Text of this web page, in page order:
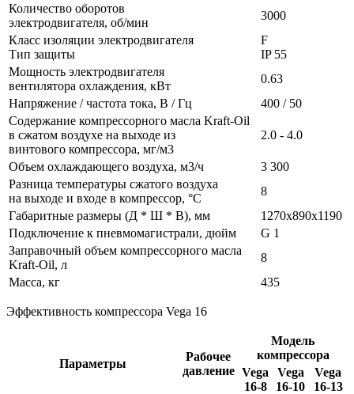
Количество оборотов
электродвигателя, об/мин
3000
Класс изоляции электродвигателя
Тип защиты
F
IP 55
Мощность электродвигателя
вентилятора охлаждения, кВт
0.63
Напряжение / частота тока, В / Гц
400 / 50
Содержание компрессорного масла Kraft-Oil
в сжатом воздухе на выходе из
винтового компрессора, мг/м3
2.0 - 4.0
Объем охлаждающего воздуха, м3/ч
3 300
Разница температуры сжатого воздуха
на выходе и входе в компрессор, °С
8
Габаритные размеры (Д * Ш * В), мм
1270x890x1190
Подключение к пневмомагистрали, дюйм
G 1
Заправочный объем компрессорного масла
Kraft-Oil, л
8
Масса, кг
435
Эффективность компрессора Vega 16
Параметры
Рабочее
давление
Модель
компрессора
Vega
16-8
Vega
16-10
Vega
16-13